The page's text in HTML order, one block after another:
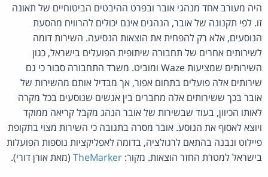
היה מעורב אחד מנהגי אובר ובפרט ההיבטים הביטוחיים של תאונה
זו. לפי תקנונה של אובר, הנהגים אינם יכולים להרוויח מהסעת
הנוסעים, אלא רק להפחית את הוצאות הנסיעה. השירות דומה
לשירותים אחרים של תחבורה שיתופית הפועלים בישראל, כגון
השירותים שמציעות Waze ומוביט. משרד התחבורה סבור כי גם
שירותים אלה פועלים בתחום אפור, אך מבדיל אותם מהשירות של
אובר בכך ששירותים אלה מחברים בין אנשים שנוסעים בכל מקרה
לאותו הכיוון, בעוד שבשירות של אובר הנהג מקבל קריאה ממוקד
ויוצא לאסוף את הנוסע. אובר מסרה בתגובה כי השירות מצוי בתקופת
פיילוט ונבנה בהתאם לרגולציה, בדומה לאפליקציות נוספות הפועלות
בישראל למטרת החזר הוצאות. מקור: TheMarker (מאת אורן דורי).